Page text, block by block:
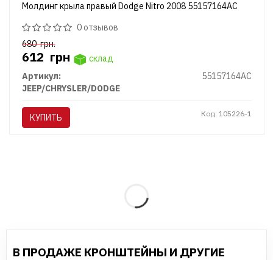
Молдинг крыла правый Dodge Nitro 2008 55157164AC
0 отзывов
680грн.
612 грн
склад
Артикул:
55157164AC
JEEP/CHRYSLER/DODGE
КУПИТЬ Код: 105226-1
В ПРОДАЖЕ КРОНШТЕЙНЫ И ДРУГИЕ